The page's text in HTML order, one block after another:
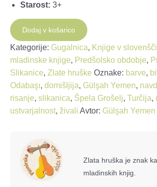
Starost: 3+
Barva
količina
Dodaj v košarico
Kategorije: Gugalnica, Knjige v
mladinske knjige, Predšolsko obdobje,
Slikanice, Zlate hruške Oznake: barve,
Odabaşı, domišljija, Gülşah Yemen,
risanje, slikanica, Špela Grošelj, Turčija,
ustvarjalnost, živali Avtor: Gülşah Yemen
Zlata hruška je znak
mladinskih knjig.